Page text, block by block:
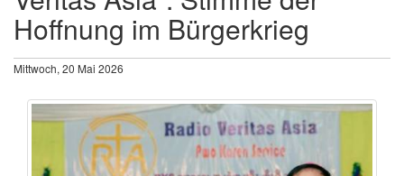
Hoffnung im Bürgerkrieg
Mittwoch, 20 Mai 2026